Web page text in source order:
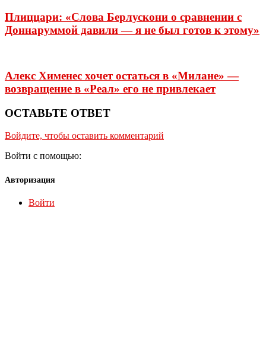
Плиццари: «Слова Берлускони о сравнении с
Доннаруммой давили — я не был готов к этому»
Алекс Хименес хочет остаться в «Милане» —
возвращение в «Реал» его не привлекает
ОСТАВЬТЕ ОТВЕТ
Войдите, чтобы оставить комментарий
Войти с помощью:
Авторизация
Войти